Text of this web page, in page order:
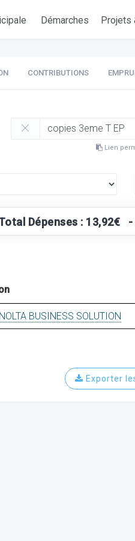
Démarches Projets
CONTRIBUTIONS
Lien
Dépenses : 13,92€
BUSINESS SOLUTION
Exporter